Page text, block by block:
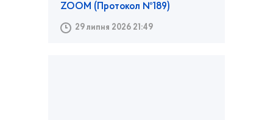
ZOOM (Протокол №189)
29 липня 2026 21:49